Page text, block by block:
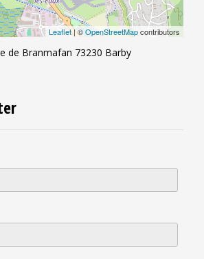
Leaflet| ©OpenStreetMapcontributors
de Branmafan 73230 Barby